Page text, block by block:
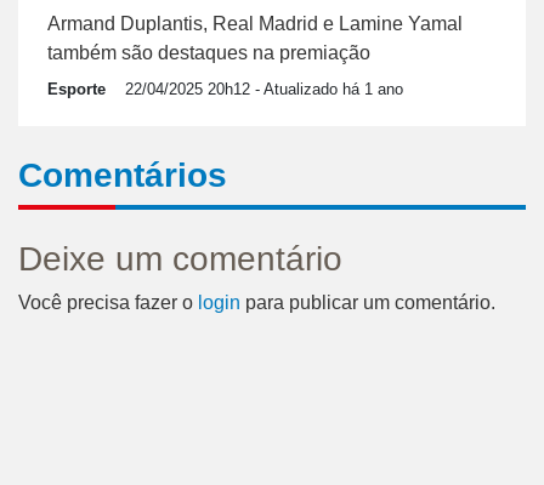
Armand Duplantis, Real Madrid e Lamine Yamal
também são destaques na premiação
Esporte 22/04/2025 20h12 - Atualizado há 1 ano
Comentários
Deixe um comentário
Você precisa fazer o login para publicar um comentário.